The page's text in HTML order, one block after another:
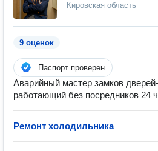
Кировская область
9 оценок
Паспорт проверен
Аварийный мастер замков
работающий без посредников 24
Ремонт холодильника